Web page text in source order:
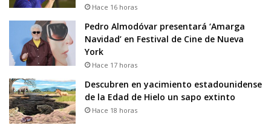
Hace 16 horas
Pedro Almodóvar presentará ‘Amarga
Navidad’ en Festival de Cine de Nueva
York
Hace 17 horas
Descubren en yacimiento estadounidense
de la Edad de Hielo un sapo extinto
Hace 18 horas